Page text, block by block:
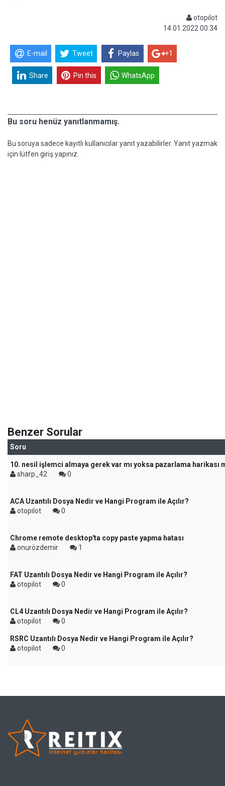
otopilot
14.01.2022 00:34
E-mail Tweet Paylas +1
Share Pin this WhatsApp
Bu soru henüz yanıtlanmamış.
Bu soruya sadece kayıtlı kullanıcılar yanıt yazabilirler. Yanıt yazmak
için lütfen giriş yapınız.
Benzer Sorular
Soru
10. nesil işlemci almaya gerek var mı yoksa pazarlama harikası
sharp_42
0
ACA Uzantılı Dosya Nedir ve Hangi Program ile Açılır?
otopilot
0
Chrome remote desktop'ta copy paste yapma hatası
onurözdemir
1
FAT Uzantılı Dosya Nedir ve Hangi Program ile Açılır?
otopilot
0
CL4 Uzantılı Dosya Nedir ve Hangi Program ile Açılır?
otopilot
0
RSRC Uzantılı Dosya Nedir ve Hangi Program ile Açılır?
otopilot
0